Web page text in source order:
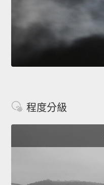
程度分級